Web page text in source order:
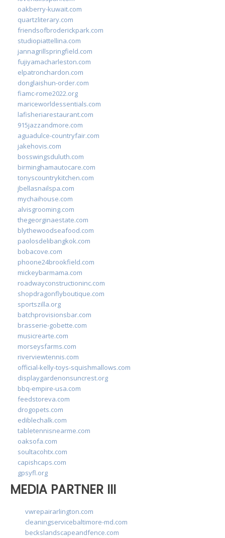
oakberry-kuwait.com
quartzliterary.com
friendsofbroderickpark.com
studiopiattellina.com
jannagrillspringfield.com
fujiyamacharleston.com
elpatronchardon.com
donglaishun-order.com
fiamc-rome2022.org
mariceworldessentials.com
lafisheriarestaurant.com
915jazzandmore.com
aguadulce-countryfair.com
jakehovis.com
bosswingsduluth.com
birminghamautocare.com
tonyscountrykitchen.com
jbellasnailspa.com
mychaihouse.com
alvisgrooming.com
thegeorginaestate.com
blythewoodseafood.com
paolosdelibangkok.com
bobacove.com
phoone24brookfield.com
mickeybarmama.com
roadwayconstructioninc.com
shopdragonflyboutique.com
sportszilla.org
batchprovisionsbar.com
brasserie-gobette.com
musicrearte.com
morseysfarms.com
riverviewtennis.com
official-kelly-toys-squishmallows.com
displaygardenonsuncrest.org
bbq-empire-usa.com
feedstoreva.com
drogopets.com
ediblechalk.com
tabletennisnearme.com
oaksofa.com
soultacohtx.com
capishcaps.com
gpsyfl.org
MEDIA PARTNER III
vwrepairarlington.com
cleaningservicebaltimore-md.com
beckslandscapeandfence.com